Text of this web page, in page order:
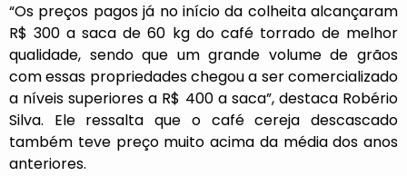
“Os preços pagos já no início da colheita alcançaram
R$ 300 a saca de 60 kg do café torrado de melhor
qualidade, sendo que um grande volume de grãos
com essas propriedades chegou a ser comercializado
a níveis superiores a R$ 400 a saca”, destaca Robério
Silva. Ele ressalta que o café cereja descascado
também teve preço muito acima da média dos anos
anteriores.